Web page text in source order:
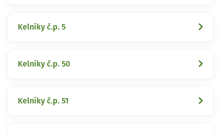
Kelníky č.p. 5
Kelníky č.p. 50
Kelníky č.p. 51